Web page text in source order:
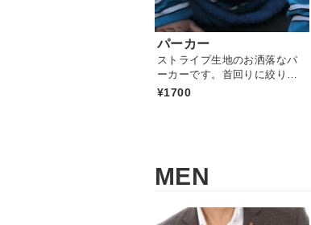
パーカー
ストライプ生地のお洒落なパ
ーカーです。首回りに絞りが
ついている便利なアイテムで
¥1700
MEN